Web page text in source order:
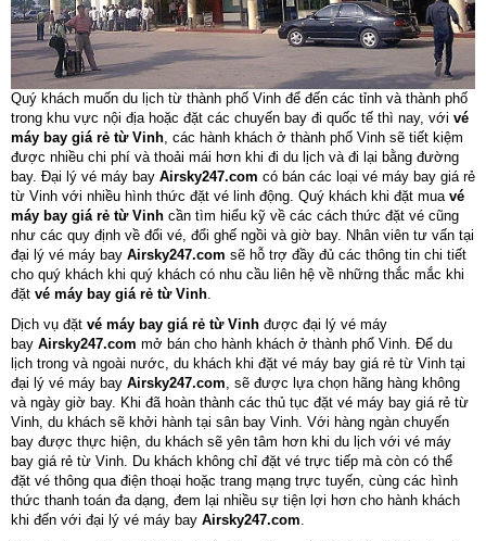
Quý khách muốn du lịch từ thành phố Vinh để đến các tỉnh và thành phố
trong khu vực nội địa hoặc đặt các chuyến bay đi quốc tế thì nay, với vé
máy bay giá rẻ từ Vinh, các hành khách ở thành phố Vinh sẽ tiết kiệm
được nhiều chi phí và thoải mái hơn khi đi du lịch và đi lại bằng đường
bay. Đại lý vé máy bay Airsky247.com có bán các loại vé máy bay giá rẻ
từ Vinh với nhiều hình thức đặt vé linh động. Quý khách khi đặt mua vé
máy bay giá rẻ từ Vinh cần tìm hiểu kỹ về các cách thức đặt vé cũng
như các quy định về đổi vé, đổi ghế ngồi và giờ bay. Nhân viên tư vấn tại
đại lý vé máy bay Airsky247.com sẽ hỗ trợ đầy đủ các thông tin chi tiết
cho quý khách khi quý khách có nhu cầu liên hệ về những thắc mắc khi
đặt vé máy bay giá rẻ từ Vinh.
Dịch vụ đặt vé máy bay giá rẻ từ Vinh được đại lý vé máy
bay Airsky247.com mở bán cho hành khách ở thành phổ Vinh. Để du
lịch trong và ngoài nước, du khách khi đặt vé máy bay giá rẻ từ Vinh tại
đại lý vé máy bay Airsky247.com, sẽ được lựa chọn hãng hàng không
và ngày giờ bay. Khi đã hoàn thành các thủ tục đặt vé máy bay giá rẻ từ
Vinh, du khách sẽ khởi hành tại sân bay Vinh. Với hàng ngàn chuyến
bay được thực hiện, du khách sẽ yên tâm hơn khi du lịch với vé máy
bay giá rẻ từ Vinh. Du khách không chỉ đặt vé trực tiếp mà còn có thể
đặt vé thông qua điện thoại hoặc trang mạng trực tuyến, cùng các hình
thức thanh toán đa dạng, đem lại nhiều sự tiện lợi hơn cho hành khách
khi đến với đại lý vé máy bay Airsky247.com.